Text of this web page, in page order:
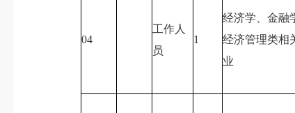
04
工作人
员
1
经济学、金融
经济管理类相
业